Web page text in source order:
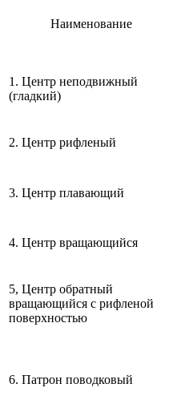
Наименование
1. Центр неподвижный
(гладкий)
2. Центр рифленый
3. Центр плавающий
4. Центр вращающийся
5, Центр обратный
вращающийся с рифленой
поверхностью
6. Патрон поводковый